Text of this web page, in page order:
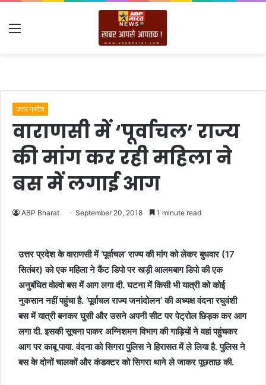
Menu
उत्तर प्रदेश
वाराणसी में ‘पूर्वाचल’ राज्य
की मांग कर रही महिला ने
बस में लगाई आग
ABP Bharat September 20, 2018 1 minute read
उत्तर प्रदेश के वाराणसी में ‘पूर्वाचल’ राज्य की मांग को लेकर बुधवार (17
सितंबर) को एक महिला ने कैंट डिपो पर खड़ी आलमबाग डिपो की एक
अनुबंधित वोल्वो बस में आग लगा दी. घटना में किसी भी यात्री को कोई
नुकसान नहीं पहुंचा है. ‘पूर्वाचल राज्य जनांदोलन’ की अध्यक्ष वंदना रघुवंशी
बस में यात्री बनकर घुसी और उसने अपनी सीट पर पेट्रोल छिड़क कर आग
लगा दी. इसकी सूचना पाकर अग्निशमन विभाग की गाड़ियों ने वहां पहुंचकर
आग पर काबू पाया. वंदना को सिगरा पुलिस ने हिरासत में ले लिया है. पुलिस ने
बस के दोनों चालकों और कंडक्टर को सिगरा थाने ले जाकर पूछताछ की.